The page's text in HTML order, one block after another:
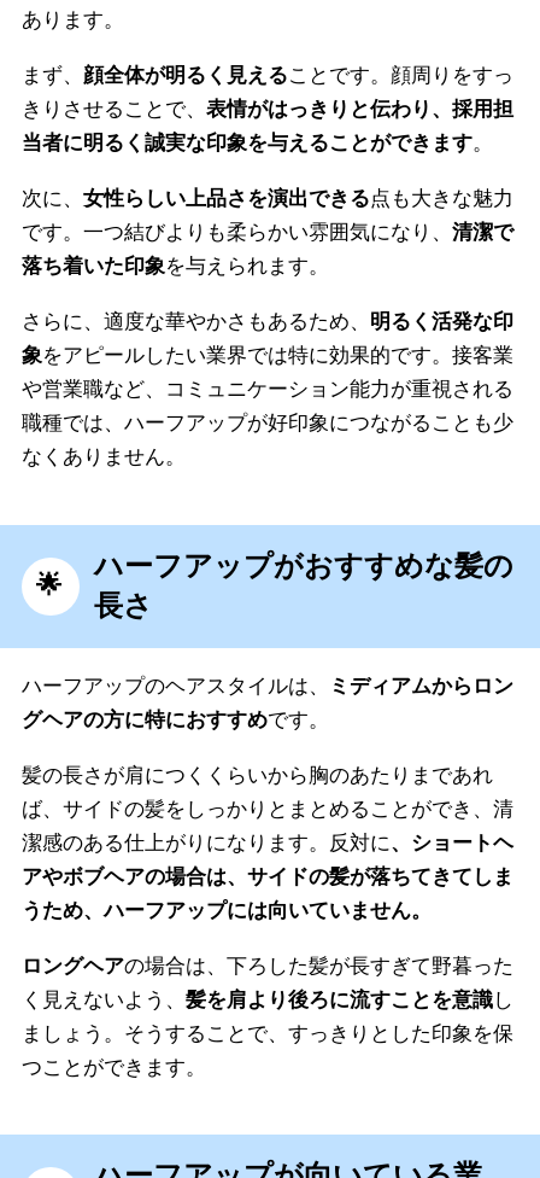
あります。
まず、 顔全体が明るく見えることです。顔周りをすっ
きりさせることで、 表情がはっきりと伝わり、採用担
当者に明るく誠実な印象を与えることができます。
次に、 女性らしい上品さを演出できる点も大きな魅力
です。一つ結びよりも柔らかい雰囲気になり、 清潔で
落ち着いた印象を与えられます。
さらに、適度な華やかさもあるため、 明るく活発な印
象をアピールしたい業界では特に効果的です。接客業
や営業職など、コミュニケーション能力が重視される
職種では、ハーフアップが好印象につながることも少
なくありません。
ハーフアップがおすすめな髪の
長さ
ハーフアップのヘアスタイルは、
ミディアムからロン
グヘアの方に特におすすめです。
髪の長さが肩につくくらいから胸のあたりまであれ
ば、サイドの髪をしっかりとまとめることができ、清
潔感のある仕上がりになります。反対に、ショートヘ
アやボブヘアの場合は、サイドの髪が落ちてきてしま
うため、ハーフアップには向いていません。
ロングヘアの場合は、下ろした髪が長すぎて野暮った
く見えないよう、 髪を肩より後ろに流すことを意識し
ましょう。そうすることで、すっきりとした印象を保
つことができます。